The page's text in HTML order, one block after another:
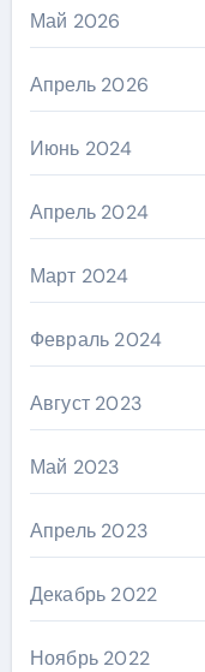
Май 2026
Апрель 2026
Июнь 2024
Апрель 2024
Март 2024
Февраль 2024
Август 2023
Май 2023
Апрель 2023
Декабрь 2022
Ноябрь 2022